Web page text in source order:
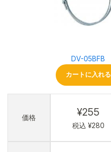
価格
DV-05BFB
カートに入れる
¥255
税込 ¥280